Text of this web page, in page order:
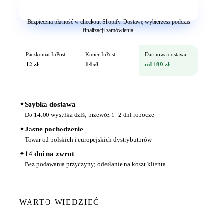
Bezpieczna płatność w checkout Shopify. Dostawę wybierzesz podczas
finalizacji zamówienia.
Paczkomat InPost
12 zł
Kurier InPost
14 zł
Darmowa dostawa
od 199 zł
✦Szybka dostawa
Do 14:00 wysyłka dziś; przewóz 1–2 dni robocze
✦Jasne pochodzenie
Towar od polskich i europejskich dystrybutorów
✦14 dni na zwrot
Bez podawania przyczyny; odesłanie na koszt klienta
WARTO WIEDZIEĆ